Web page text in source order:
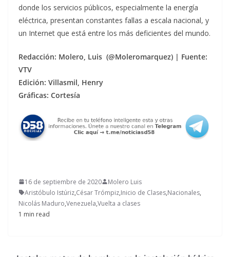
donde los servicios públicos, especialmente la energía
eléctrica, presentan constantes fallas a escala nacional, y
un Internet que está entre los más deficientes del mundo.
Redacción: Molero, Luis (@Moleromarquez) | Fuente:
VTV
Edición: Villasmil, Henry
Gráficas: Cortesía
16 de septiembre de 2020
Molero Luis
Aristóbulo Istúriz,César Trómpiz,Inicio de Clases,Nacionales,
Nicolás Maduro,Venezuela,Vuelta a clases
1 min read